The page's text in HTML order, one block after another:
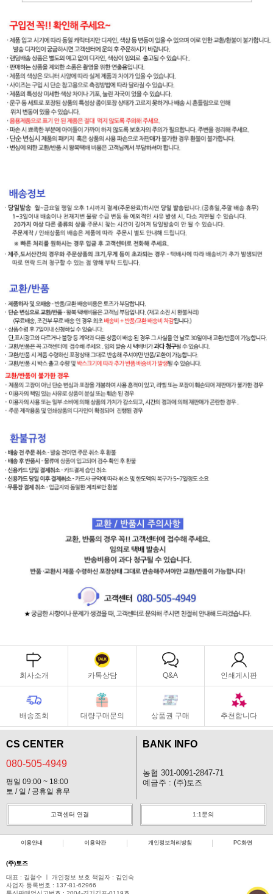
회사소개 카톡상담 Q&A 인쇄게시판
배송조회 대량구매문의 상품권 구매 추천합니다
CS CENTER
080-505-4949
평일 09:00 ~ 18:00
토 / 일 / 공휴일 휴무
BANK INFO
농협 301-0091-2847-71
예금주 : (주)토즈
고객센터 연결 1:1문의
이용안내 이용약관 개인정보처리방침 PC화면
(주)토즈
대표 : 길철수 ㅣ 개인정보 보호 책임자 : 김인숙
사업자 등록번호 : 137-81-62966